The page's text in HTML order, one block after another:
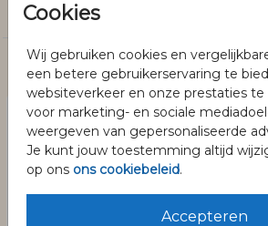
Cookies
Wij gebruiken cookies en
een betere gebruikerservaring te
websiteverkeer en onze prestaties te
voor marketing- en sociale
weergeven van gepersonaliseerde
Je kunt jouw toestemming altijd
op ons ons cookiebeleid.
Accepteren
Jongens
Dit vind je misschien ook leuk